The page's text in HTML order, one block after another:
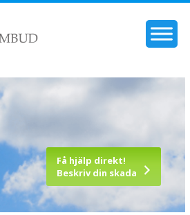
Få hjälp direkt!
Beskriv din skada